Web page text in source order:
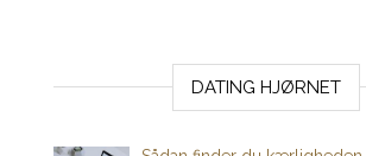
DATING HJØRNET